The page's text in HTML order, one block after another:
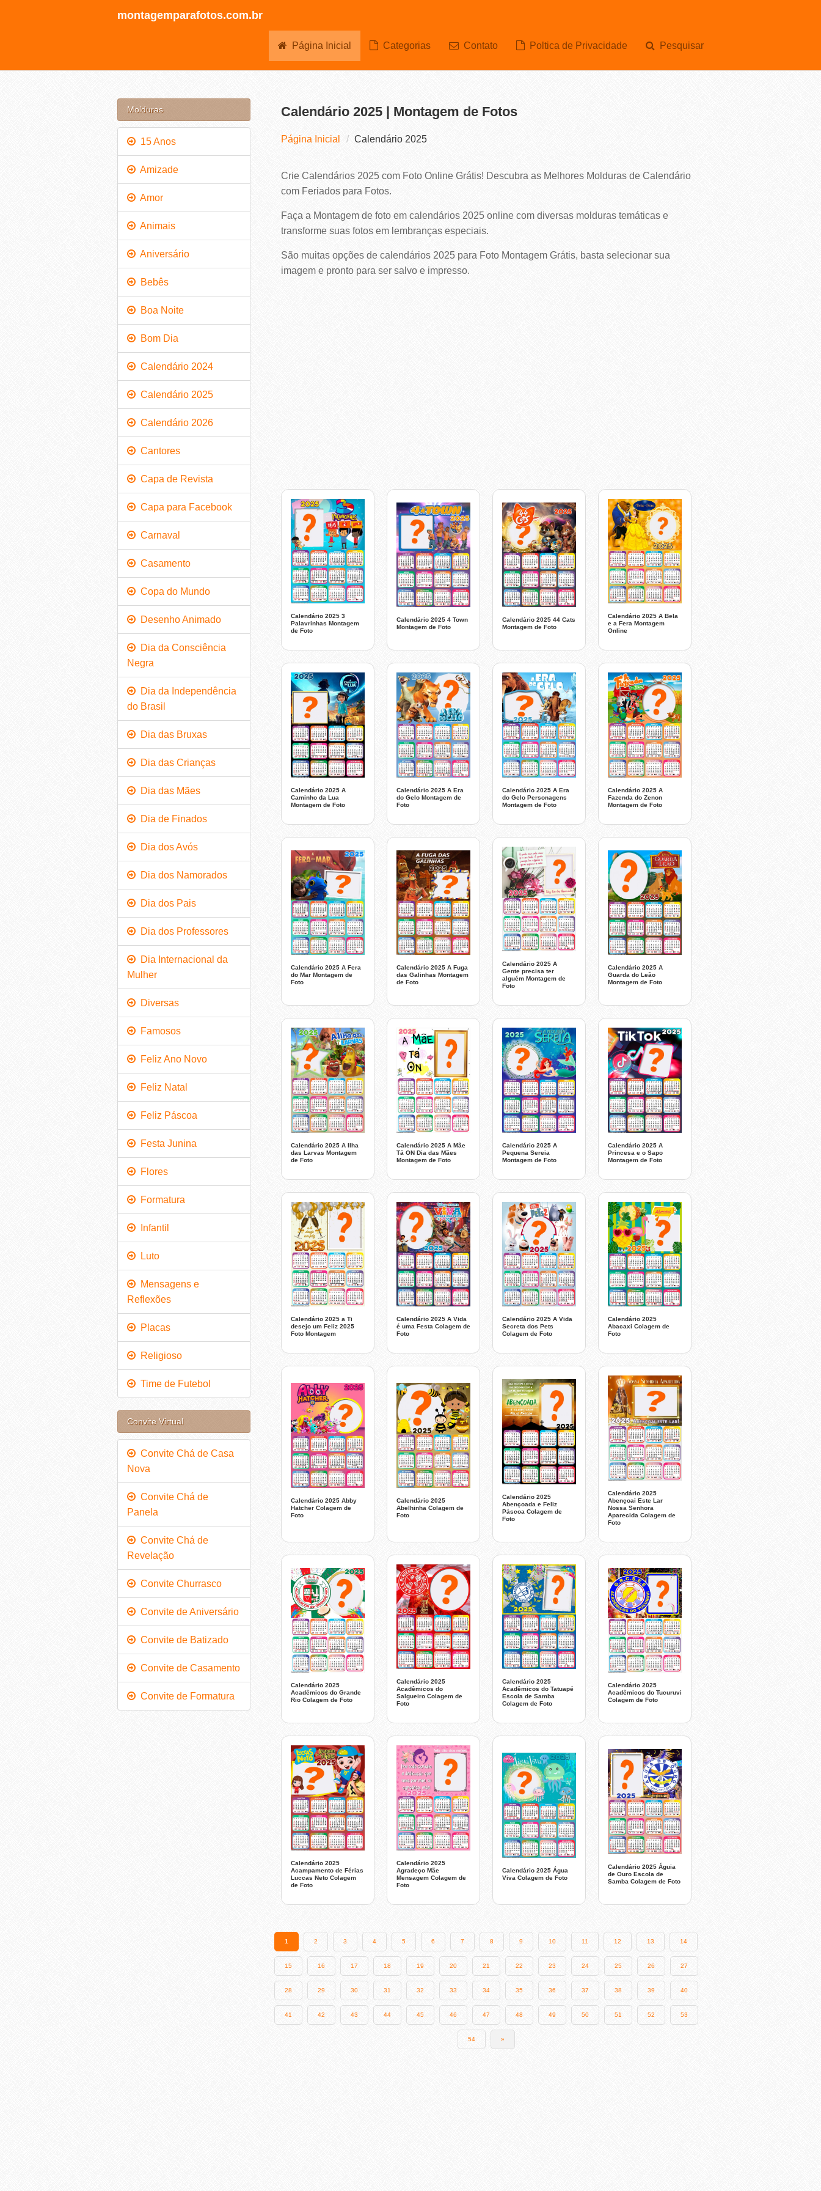
montagemparafotos.com.br
Página Inicial Categorias Contato Poltica de Privacidade Pesquisar
Calendário 2025 | Montagem de Fotos
Página Inicial Calendário 2025
Crie Calendários 2025 com Foto Online Grátis! Descubra as Melhores Molduras de Calendário
com Feriados para Fotos.
Faça a Montagem de foto em calendários 2025 online com diversas molduras temáticas e
transforme suas fotos em lembranças especiais.
São muitas opções de calendários 2025 para Foto Montagem Grátis, basta selecionar sua
imagem e pronto para ser salvo e impresso.
Calendário 2025 3
Palavrinhas Montagem
de Foto
Calendário 2025 4 Town
Montagem de Foto
Calendário 2025 44 Cats
Montagem de Foto
Calendário 2025 A Bela
e a Fera Montagem
Online
Calendário 2025 A
Caminho da Lua
Montagem de Foto
Calendário 2025 A Era
do Gelo Montagem de
Foto
Calendário 2025 A Era
do Gelo Personagens
Montagem de Foto
Calendário 2025 A
Fazenda do Zenon
Montagem de Foto
Calendário 2025 A Fera
do Mar Montagem de
Foto
Calendário 2025 A Fuga
das Galinhas Montagem
de Foto
Calendário 2025 A
Gente precisa ter
alguém Montagem de
Foto
Calendário 2025 A
Guarda do Leão
Montagem de Foto
Calendário 2025 A Ilha
das Larvas Montagem
de Foto
Calendário 2025 A Mãe
Tá ON Dia das Mães
Montagem de Foto
Calendário 2025 A
Pequena Sereia
Montagem de Foto
Calendário 2025 A
Princesa e o Sapo
Montagem de Foto
Calendário 2025 a Ti
desejo um Feliz 2025
Foto Montagem
Calendário 2025 A Vida
é uma Festa Colagem de
Foto
Calendário 2025 A Vida
Secreta dos Pets
Colagem de Foto
Calendário 2025
Abacaxi Colagem de
Foto
Calendário 2025 Abby
Hatcher Colagem de
Foto
Calendário 2025
Abelhinha Colagem de
Foto
Calendário 2025
Abençoada e Feliz
Páscoa Colagem de
Foto
Calendário 2025
Abençoai Este Lar
Nossa Senhora
Aparecida Colagem de
Foto
Calendário 2025
Acadêmicos do Grande
Rio Colagem de Foto
Calendário 2025
Acadêmicos do
Salgueiro Colagem de
Foto
Calendário 2025
Acadêmicos do Tatuapé
Escola de Samba
Colagem de Foto
Calendário 2025
Acadêmicos do Tucuruvi
Colagem de Foto
Calendário 2025
Acampamento de Férias
Luccas Neto Colagem
de Foto
Calendário 2025
Agradeço Mãe
Mensagem Colagem de
Foto
Calendário 2025 Água
Viva Colagem de Foto
Calendário 2025 Águia
de Ouro Escola de
Samba Colagem de Foto
1 2 3 4 5 6 7 8 9 10 11 12 13 14
15 16 17 18 19 20 21 22 23 24 25 26 27
28 29 30 31 32 33 34 35 36 37 38 39 40
41 42 43 44 45 46 47 48 49 50 51 52 53
54 »
Molduras
15 Anos
Amizade
Amor
Animais
Aniversário
Bebês
Boa Noite
Bom Dia
Calendário 2024
Calendário 2025
Calendário 2026
Cantores
Capa de Revista
Capa para Facebook
Carnaval
Casamento
Copa do Mundo
Desenho Animado
Dia da Consciência
Negra
Dia da Independência
do Brasil
Dia das Bruxas
Dia das Crianças
Dia das Mães
Dia de Finados
Dia dos Avós
Dia dos Namorados
Dia dos Pais
Dia dos Professores
Dia Internacional da
Mulher
Diversas
Famosos
Feliz Ano Novo
Feliz Natal
Feliz Páscoa
Festa Junina
Flores
Formatura
Infantil
Luto
Mensagens e
Reflexões
Placas
Religioso
Time de Futebol
Convite Virtual
Convite Chá de Casa
Nova
Convite Chá de
Panela
Convite Chá de
Revelação
Convite Churrasco
Convite de Aniversário
Convite de Batizado
Convite de Casamento
Convite de Formatura